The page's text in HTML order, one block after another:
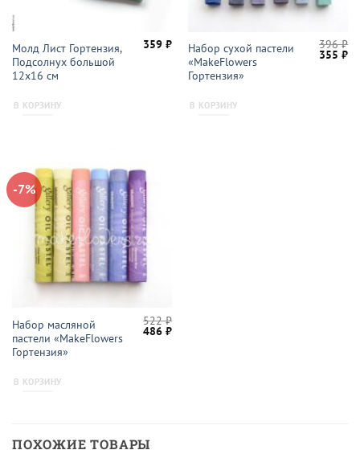
Молд Лист Гортензия,
Подсолнух большой
12х16 см
359₽
В КОРЗИНУ
Набор сухой пастели
«MakeFlowers
Гортензия»
396₽
355₽
В КОРЗИНУ
-7%
Набор масляной
пастели «MakeFlowers
Гортензия»
522₽
Первоначальная
486₽Текущая
В КОРЗИНУ
ПОХОЖИЕ ТОВАРЫ